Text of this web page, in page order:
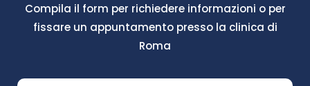
Compila il form per richiedere informazioni o per
fissare un appuntamento presso la clinica di
Roma